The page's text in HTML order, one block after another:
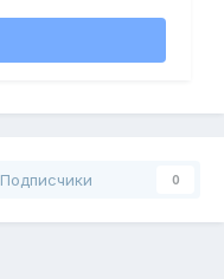
Подписчики 0